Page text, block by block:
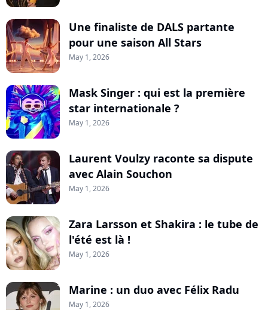
Une finaliste de DALS partante
pour une saison All Stars
May 1, 2026
Mask Singer : qui est la première
star internationale ?
May 1, 2026
Laurent Voulzy raconte sa dispute
avec Alain Souchon
May 1, 2026
Zara Larsson et Shakira : le tube de
l'été est là !
May 1, 2026
Marine : un duo avec Félix Radu
May 1, 2026